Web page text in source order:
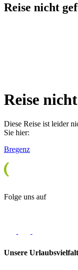
Reise nicht
Reise
Diese Reise ist leider
Sie hier:
Bregenz
Folge uns auf
Unsere Urlaubsvielfalt